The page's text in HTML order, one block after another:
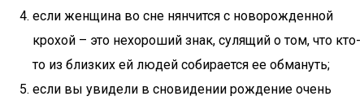
если женщина во сне нянчится с новорожденной
крохой – это нехороший знак, сулящий о том, что кто-
то из близких ей людей собирается ее обмануть;
если вы увидели в сновидении рождение очень